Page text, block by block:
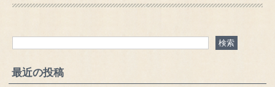
最近の投稿